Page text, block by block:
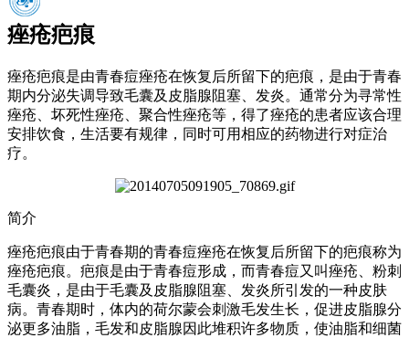
痤疮疤痕
痤疮疤痕是由青春痘痤疮在恢复后所留下的疤痕，是由于青春
期内分泌失调导致毛囊及皮脂腺阻塞、发炎。通常分为寻常性
痤疮、坏死性痤疮、聚合性痤疮等，得了痤疮的患者应该合理
安排饮食，生活要有规律，同时可用相应的药物进行对症治
疗。
简介
痤疮疤痕由于青春期的青春痘痤疮在恢复后所留下的疤痕称为
痤疮疤痕。疤痕是由于青春痘形成，而青春痘又叫痤疮、粉刺
毛囊炎，是由于毛囊及皮脂腺阻塞、发炎所引发的一种皮肤
病。青春期时，体内的荷尔蒙会刺激毛发生长，促进皮脂腺分
泌更多油脂，毛发和皮脂腺因此堆积许多物质，使油脂和细菌